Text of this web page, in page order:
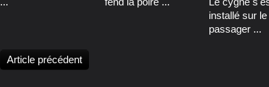
installé sur
passager ...
Article précédent